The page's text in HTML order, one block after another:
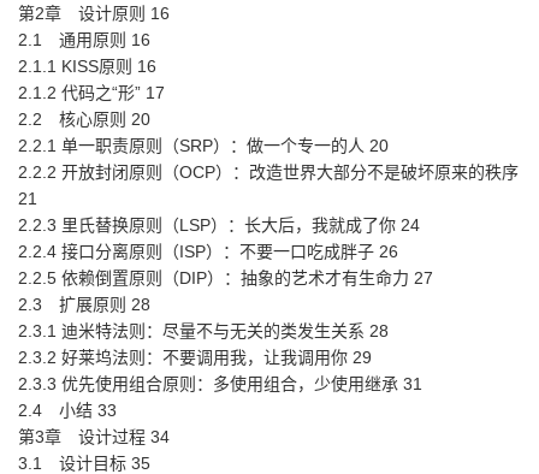
第2章 设计原则 16
2.1 通用原则 16
2.1.1 KISS原则 16
2.1.2 代码之“形” 17
2.2 核心原则 20
2.2.1 单一职责原则（SRP）：做一个专一的人 20
2.2.2 开放封闭原则（OCP）：改造世界大部分不是破坏原来的秩序
21
2.2.3 里氏替换原则（LSP）：长大后，我就成了你 24
2.2.4 接口分离原则（ISP）：不要一口吃成胖子 26
2.2.5 依赖倒置原则（DIP）：抽象的艺术才有生命力 27
2.3 扩展原则 28
2.3.1 迪米特法则：尽量不与无关的类发生关系 28
2.3.2 好莱坞法则：不要调用我，让我调用你 29
2.3.3 优先使用组合原则：多使用组合，少使用继承 31
2.4 小结 33
第3章 设计过程 34
3.1 设计目标 35